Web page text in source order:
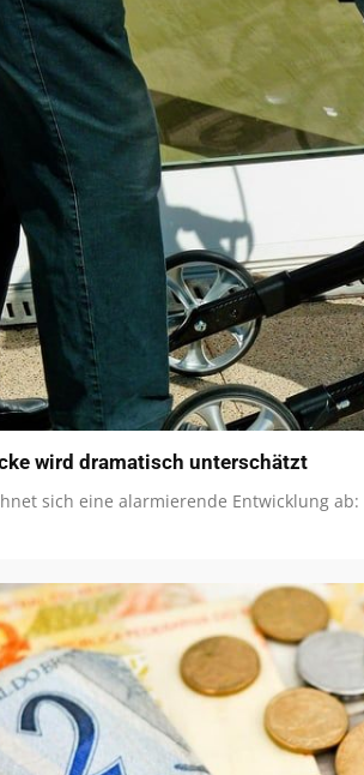
wird dramatisch unterschätzt
sich eine alarmierende Entwicklung